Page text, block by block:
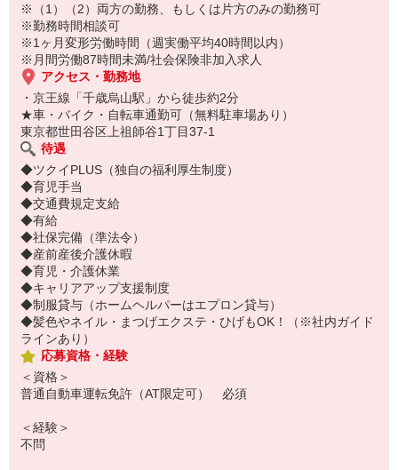
※（1）（2）両方の勤務、もしくは片方のみの勤務可
※勤務時間相談可
※1ヶ月変形労働時間（週実働平均40時間以内）
※月間労働87時間未満/社会保険非加入求人
アクセス・勤務地
・京王線「千歳烏山駅」から徒歩約2分
★車・バイク・自転車通勤可（無料駐車場あり）
東京都世田谷区上祖師谷1丁目37-1
待遇
◆ツクイPLUS（独自の福利厚生制度）
◆育児手当
◆交通費規定支給
◆有給
◆社保完備（準法令）
◆産前産後介護休暇
◆育児・介護休業
◆キャリアアップ支援制度
◆制服貸与（ホームヘルパーはエプロン貸与）
◆髪色やネイル・まつげエクステ・ひげもOK！（※社内ガイド
ラインあり）
応募資格・経験
＜資格＞
普通自動車運転免許（AT限定可） 必須
＜経験＞
不問